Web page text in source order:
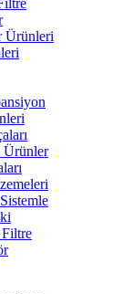
Ürünleri
Ürünler